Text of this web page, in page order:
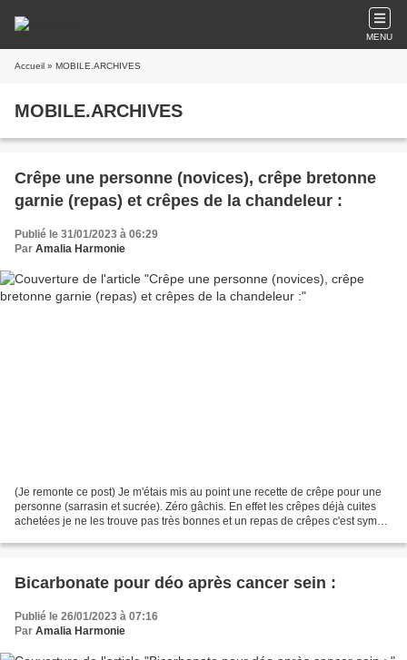
MENU
Accueil » MOBILE.ARCHIVES
MOBILE.ARCHIVES
Crêpe une personne (novices), crêpe bretonne
garnie (repas) et crêpes de la chandeleur :
Publié le 31/01/2023 à 06:29
Par Amalia Harmonie
(Je remonte ce post) Je m'étais mis au point une recette de crêpe pour une
personne (sarrasin et sucrée). Zéro gâchis. En effet les crêpes déjà cuites
achetées je ne les trouve pas très bonnes et un repas de crêpes c'est sympa
Bicarbonate pour déo après cancer sein :
Publié le 26/01/2023 à 07:16
Par Amalia Harmonie